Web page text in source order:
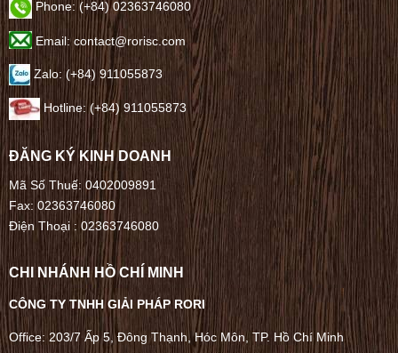
Phone:(+84) 02363746080
Email: contact@rorisc.com
Zalo: (+84) 911055873
Hotline: (+84) 911055873
ĐĂNG KÝ KINH DOANH
Mã Số Thuế: 0402009891
Fax: 02363746080
Điện Thoại :02363746080
CHI NHÁNH HỒ CHÍ MINH
CÔNG TY TNHH GIẢI PHÁP RORI
Office: 203/7 Ấp 5, Đông Thạnh, Hóc Môn, TP. Hồ Chí Minh